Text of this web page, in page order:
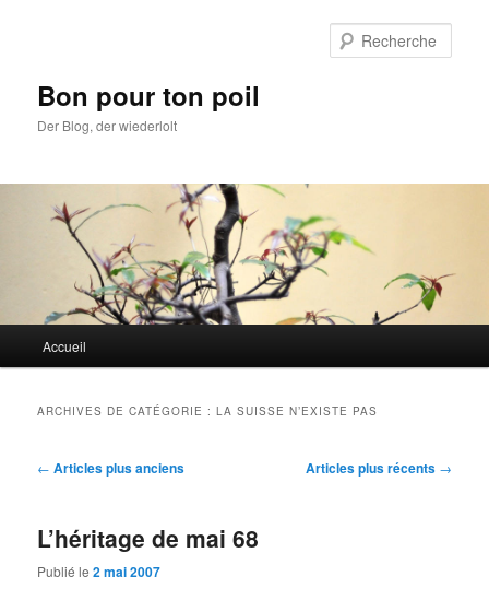
Bon pour ton poil
Der Blog, der wiederlolt
principal
Accueil
ARCHIVES DE CATÉGORIE :LA SUISSE N’EXISTE PAS
Navigation
← Articles plus anciens Articles plus récents →
L’héritage de mai 68
Publié le2 mai 2007